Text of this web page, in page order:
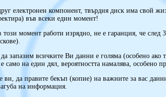
електронен компонент, твърдия диск има свой
във всеки един момент!
този момент работи изрядно, не е гаранция, че след
да запазим всичките Ви данни е голяма (особено ако
само на един дял, вероятността намалява, особено
ви, да правите бекъп (копие) на важните за вас
на информация.